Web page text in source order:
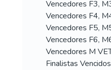
Vencedores F3,
Vencedores F4,
Vencedores F5,
Vencedores F6,
Vencedores M
Finalistas